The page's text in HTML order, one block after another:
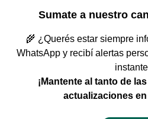
Sumate a nuestro
🌾 ¿Querés estar siempre
WhatsApp y recibí alertas
¡Mantente al tanto de
actualizaciones